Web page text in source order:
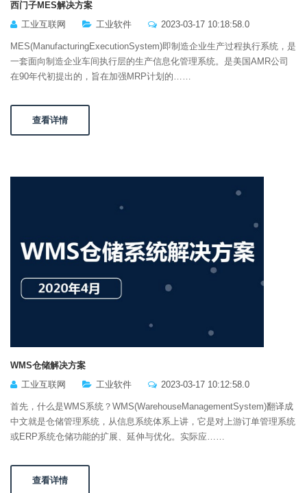
西门子MES解决方案
工业互联网
工业软件 2023-03-17 10:18:58.0
MES(ManufacturingExecutionSystem)即制造企业生产过程执行系统，是
一套面向制造企业车间执行层的生产信息化管理系统。是美国AMR公司
在90年代初提出的，旨在加强MRP计划的……
查看详情
WMS仓储解决方案
工业互联网
工业软件 2023-03-17 10:12:58.0
首先，什么是WMS系统？WMS(WarehouseManagementSystem)翻译成
中文就是仓储管理系统，从信息系统体系上讲，它是对上游订单管理系统
或ERP系统仓储功能的扩展、延伸与优化。实际应……
查看详情